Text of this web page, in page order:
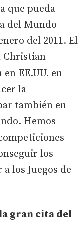
que pueda
del Mundo
del 2011. El
Christian
EE.UU. en
la
también en
Hemos
los
los Juegos de
gran cita del